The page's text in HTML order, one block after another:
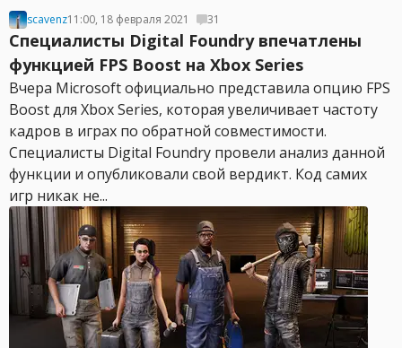
scavenz11:00, 18 февраля 2021 31
Специалисты Digital Foundry впечатлены
функцией FPS Boost на Xbox Series
Вчера Microsoft официально представила опцию FPS
Boost для Xbox Series, которая увеличивает частоту
кадров в играх по обратной совместимости.
Специалисты Digital Foundry провели анализ данной
функции и опубликовали свой вердикт. Код самих
игр никак не...